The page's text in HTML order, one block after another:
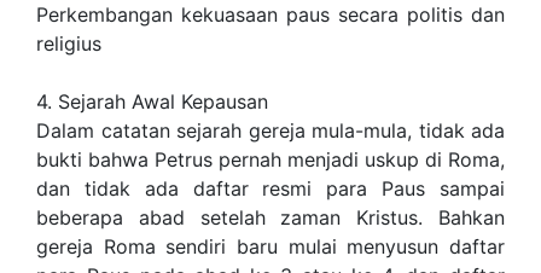
Perkembangan kekuasaan paus secara politis dan
religius
4. Sejarah Awal Kepausan
Dalam catatan sejarah gereja mula-mula, tidak ada
bukti bahwa Petrus pernah menjadi uskup di Roma,
dan tidak ada daftar resmi para Paus sampai
beberapa abad setelah zaman Kristus. Bahkan
gereja Roma sendiri baru mulai menyusun daftar